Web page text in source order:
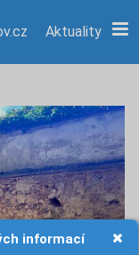
informací
Aktuality